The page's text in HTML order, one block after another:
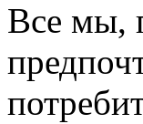
Все мы,